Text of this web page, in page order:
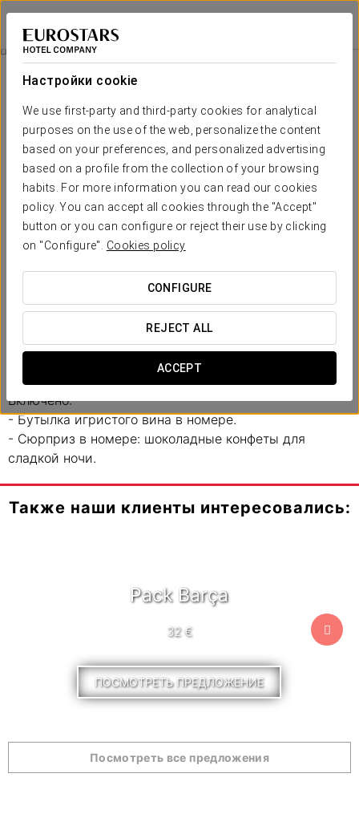
Настройки cookie
We use first-party and third-party cookies for analytical
purposes on the use of the web, personalize the content
based on your preferences, and personalized advertising
based on a profile from the collection of your browsing
habits. For more information you can read our cookies
policy. You can accept all cookies through the "Accept"
button or you can configure or reject their use by clicking
on "Configure". Cookies policy
CONFIGURE
REJECT ALL
ACCEPT
Ikonik Ramblas
БАРСЕЛОНА
Cosmopolitan Love
20 €
Cosmopolitan love
Всегда найдется повод провести романтическую
ночь с любимым человеком. Вы ищете повод — мы
предоставляем романтический пакет: вам останется
только расслабиться и наслаждаться.
Включено:
- Бутылка игристого вина в номере.
- Сюрприз в номере: шоколадные конфеты для
сладкой ночи.
Также наши клиенты интересовались:
Pack Barça
32 €
ПОСМОТРЕТЬ ПРЕДЛОЖЕНИЕ
Посмотреть все предложения